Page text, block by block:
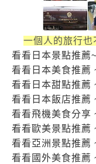
一個人的旅行
看看日本景點推薦
看看日本美食推薦
看看日本甜點推薦
看看日本飯店推薦
看看飛機美食分享
看看歐美景點推薦
看看 亞洲景點推薦
看看 國外美食推薦